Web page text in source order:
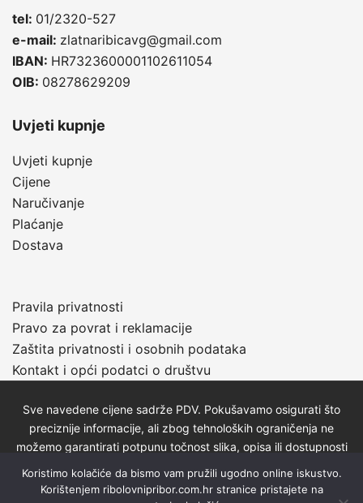
tel: 01/2320-527
e-mail: zlatnaribicavg@gmail.com
IBAN: HR7323600001102611054
OIB: 08278629209
Uvjeti kupnje
Uvjeti kupnje
Cijene
Naručivanje
Plaćanje
Dostava
Pravila privatnosti
Pravo za povrat i reklamacije
Zaštita privatnosti i osobnih podataka
Kontakt i opći podatci o društvu
Sve navedene cijene sadrže PDV. Pokušavamo osigurati što
preciznije informacije, ali zbog tehnoloških ograničenja ne
možemo garantirati potpunu točnost slika, opisa ili dostupnosti
proizvoda. Za najažurnije informacije kontaktirajte nas putem
telefona: 01/2320-527 ili e-maila: zlatnaribicavg@gmail.com
Koristimo kolačiće da bismo vam pružili ugodno online iskustvo.
Korištenjem ribolovnipribor.com.hr stranice pristajete na